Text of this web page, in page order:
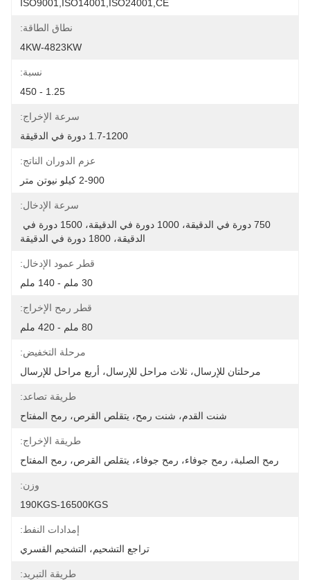
ISO9001,ISO14001,ISO24001,CE
نطاق الطاقة:
4KW-4823KW
نسبة:
1.25 - 450
سرعة الإخراج:
1.7-1200 دورة في الدقيقة
عزم الدوران الناتج:
2-900 كيلو نيوتن متر
سرعة الإدخال:
الدقيقة، 1800 دورة في الدقيقة
قطر عمود الإدخال:
30 ملم - 140 ملم
قطر رمح الإخراج:
80 ملم - 420 ملم
مرحلة التخفيض:
مرحلتان للإرسال، ثلاث مراحل للإرسال، أربع مراحل للإرسال
طريقة تصاعد:
شنت القدم، شنت رمح، يتقلص القرص، رمح المفتاح
طريقة الإخراج:
رمح الصلبة، رمح جوفاء، رمح جوفاء، يتقلص القرص، رمح المفتاح
وزن:
190KGS-16500KGS
إمدادات النفط:
تراجع التشحيم، التشحيم القسري
طريقة التبريد: